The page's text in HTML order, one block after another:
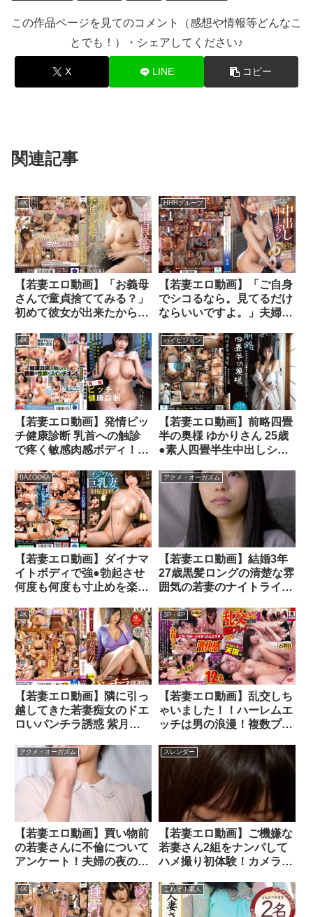
この作品ページを見てのコメント（感想や情報等どんなこ
とでも！）・シェアしてください♪
X LINE コピー
関連記事
4K
【若妻エロ動画】「お義母
さんで童貞捨ててみる？」
初めて彼女が出来たから
ってくれる美人巨乳義母
NAO
HHHグループ
【若妻エロ動画】「ご自身
でシコるなら。見てるだけ
ならいいですよ。」夫婦で
がワンオペの日に中出しホ
ームラン5連発を決めた夢
のようで本当の話。 響蓮
4K
【若妻エロ動画】発情ビッ
チ健康診断 乳首への触診
で疼く敏感肉感ボディ！
を喉奥セルフイラマで勃起
させ騎乗位中出しにまで導
く欲求不満若妻性欲モンス
ター 九井スナオ
ハイビジョン
【若妻エロ動画】前略四畳
半の奥様 ゆかりさん 25歳
●素人四畳半生中出しシリ
BAZOOKA
【若妻エロ動画】ダイナマ
イトボディで強●勃起させ
何度も何度も寸止めを楽し
る射精管理
アクメ・オーガズム
【若妻エロ動画】結婚3年
27歳黒髪ロングの清楚な雰
囲気の若妻のナイトライフ
いるはずがいつの間にか感
じてしまい我慢出来ない熟
れたカラダを頂いちゃいま
した！
4K
【若妻エロ動画】隣に引っ
越してきた若妻痴女のドエ
ロいパンチラ誘惑 紫月ゆ
3P・4P
【若妻エロ動画】乱交しち
ゃいました！！ハーレムエ
ッチは男の浪漫！複数プレ
Special，01
アクメ・オーガズム
【若妻エロ動画】買い物前
の若妻さんに不倫について
アンケート！夫婦の夜の営
いる若妻さんに不倫疑似体
験でハメ撮りSEX！
スレンダー
【若妻エロ動画】ご機嫌な
若妻さん2組をナンパして
ハメ撮り初体験！カメラが
ど腰の動きがとまりませ
ん！？
4K これぞ！素人